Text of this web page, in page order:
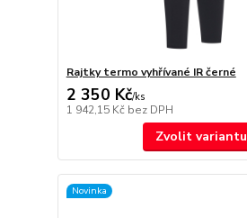
Rajtky termo vyhřívané IR černé
2 350 Kč/ks
1 942,15 Kč bez DPH
Zvolit variantu
Novinka